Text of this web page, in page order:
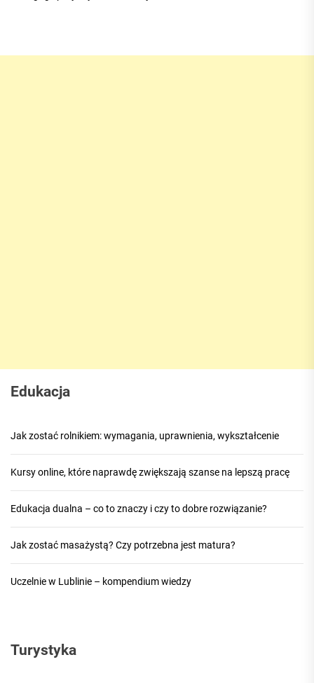
Edukacja
Jak zostać rolnikiem: wymagania, uprawnienia, wykształcenie
Kursy online, które naprawdę zwiększają szanse na lepszą pracę
Edukacja dualna – co to znaczy i czy to dobre rozwiązanie?
Jak zostać masażystą? Czy potrzebna jest matura?
Uczelnie w Lublinie – kompendium wiedzy
Turystyka